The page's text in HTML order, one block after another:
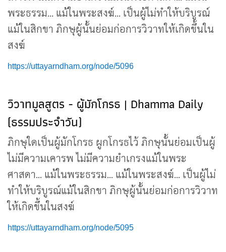
พระธรรม... แม้ในพระสงฆ์... เป็นผู้ไม่ทำให้บริบูรณ์
แม้ในสิกขา ภิกษุผู้นั้นย่อมก่อการวิวาทให้เกิดขึ้นใน
สงฆ์
https://uttayarndham.org/node/5096
วิวาทมูลสูตร - ผู้มักโกรธ | Dhamma Daily
(ธรรมประจำวัน)
ภิกษุใดเป็นผู้มักโกรธ ผูกโกรธไว้ ภิกษุนั้นย่อมเป็นผู้
ไม่มีความเคารพ ไม่มีความยำเกรงแม้ในพระ
ศาสดา... แม้ในพระธรรม... แม้ในพระสงฆ์... เป็นผู้ไม่
ทำให้บริบูรณ์แม้ในสิกขา ภิกษุผู้นั้นย่อมก่อการวิวาท
ให้เกิดขึ้นในสงฆ์
https://uttayarndham.org/node/5095